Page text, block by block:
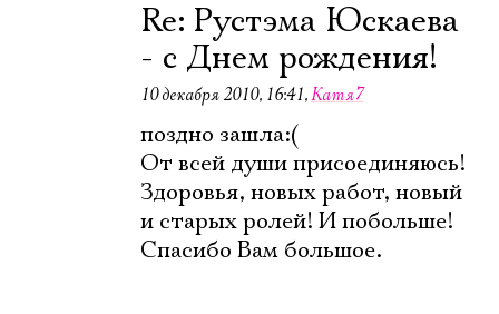
Re: Рустэма Юскаева
- с Днем рождения!
10 декабря 2010, 16:41,Катя7
поздно зашла:(
От всей души присоединяюсь!
Здоровья, новых работ, новый
и старых ролей! И побольше!
Спасибо Вам большое.